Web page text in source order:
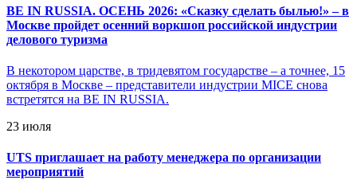
BE IN RUSSIA. ОСЕНЬ 2026: «Сказку сделать былью!» – в
Москве пройдет осенний воркшоп российской индустрии
делового туризма
В некотором царстве, в тридевятом государстве – а точнее, 15
октября в Москве – представители индустрии MICE снова
встретятся на BE IN RUSSIA.
23 июля
UTS приглашает на работу менеджера по организации
мероприятий